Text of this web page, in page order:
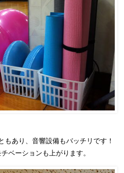
もあり、音響設備もバッチリです！
ベーションも上がります。